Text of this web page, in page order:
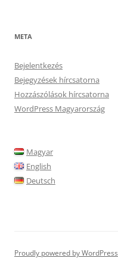
META
Bejelentkezés
Bejegyzések hírcsatorna
Hozzászólások hírcsatorna
WordPress Magyarország
Magyar
English
Deutsch
Proudly powered by WordPress